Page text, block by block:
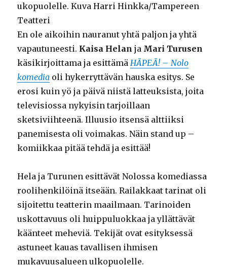
ukopuolelle. Kuva Harri Hinkka/Tampereen
Teatteri
En ole aikoihin nauranut yhtä paljon ja yhtä
vapautuneesti. Kaisa Helan ja Mari Turusen
käsikirjoittama ja esittämä HÄPEÄ!­­ – Nolo
komedia oli hykerryttävän hauska esitys. Se
erosi kuin yö ja päivä niistä latteuksista, joita
televisiossa nykyisin tarjoillaan
sketsiviihteenä. Illuusio itsensä alttiiksi
panemisesta oli voimakas. Näin stand up –
komiikkaa pitää tehdä ja esittää!
Hela ja Turunen esittävät Nolossa komediassa
roolihenkilöinä itseään. Railakkaat tarinat oli
sijoitettu teatterin maailmaan. Tarinoiden
uskottavuus oli huippuluokkaa ja yllättävät
käänteet meheviä. Tekijät ovat esityksessä
astuneet kauas tavallisen ihmisen
mukavuusalueen ulkopuolelle.